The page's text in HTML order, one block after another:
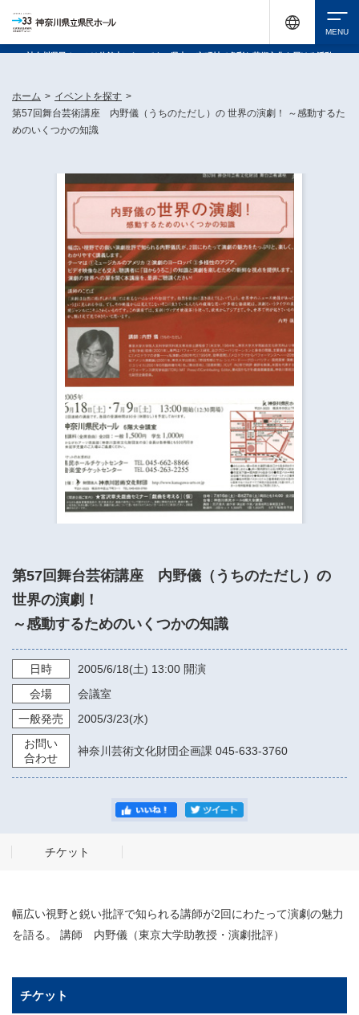
神奈川県民ホールは休館中においても、県内33市町村で多彩な芸術文化を届ける活動
イベントを探す
・ イベント一覧
・ イベントカレンダー
休館中の県民ホールについて
・ 施設概要
・ パイプオルガン
・ 神奈川県民ホールの取り組み
神奈川県立県民ホールSNS
​​​​​​​​​​​​​神奈川県立県民ホール
ギャラリーSNS
ホーム > イベントを探す >
第57回舞台芸術講座 内野儀（うちのただし）の 世界の演劇！ ～感動するた
めのいくつかの知識
第57回舞台芸術講座 内野儀（うちのただし）の
世界の演劇！
～感動するためのいくつかの知識
日時 2005/6/18(土) 13:00 開演
会場
会議室
一般発売
2005/3/23(水)
お問い
合わせ
神奈川芸術文化財団企画課 045-633-3760
チケット
幅広い視野と鋭い批評で知られる講師が2回にわたって演劇の魅力
を語る。 講師 内野儀（東京大学助教授・演劇批評）
チケット